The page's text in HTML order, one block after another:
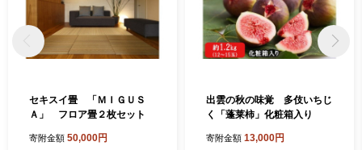
セキスイ畳 「ＭＩＧＵＳ
Ａ」 フロア畳２枚セット
寄附金額 50,000円
出雲の秋の味覚 多伎いちじ
く「蓬莱柿」化粧箱入り
寄附金額 13,000円